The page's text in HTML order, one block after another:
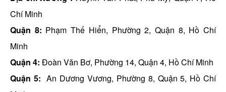
Chí Minh
Quận 8: Phạm Thế Hiển, Phường 2, Quận 8, Hồ Chí
Minh
Quận 4: Đoàn Văn Bơ, Phường 14, Quận 4, Hồ Chí Minh
Quận 5: An Dương Vương, Phường 8, Quận 5, Hồ Chí